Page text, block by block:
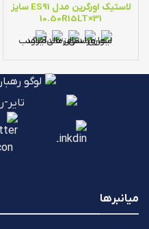
لاستیک اورگرین مدل ES91 سایز
31×10.50R15LT
میانبرها